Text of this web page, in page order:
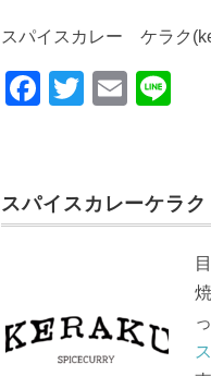
スパイスカレー ケラク
F
e
b
k
T
er
E
スパイスカレーケラク